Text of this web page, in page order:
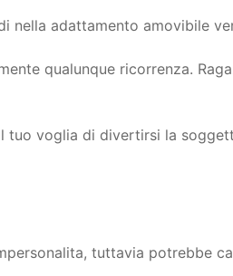
nella adattamento amovibile
qualunque ricorrenza.
voglia di divertirsi la
tuttavia potrebbe